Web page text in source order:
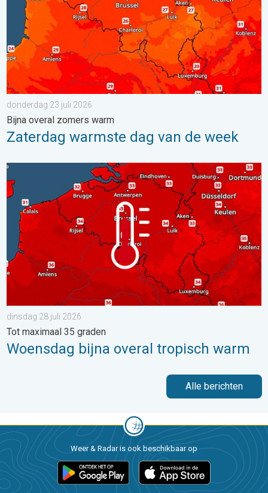
donderdag 23 juli 2026
Bijna overal zomers warm
Zaterdag warmste dag van de week
Woensdag bijna overal tropisch warm. Tot maximaal 35
dinsdag 28 juli 2026
Tot maximaal 35 graden
Woensdag bijna overal tropisch warm
Alle berichten
Weer & Radar is ook beschikbaar op